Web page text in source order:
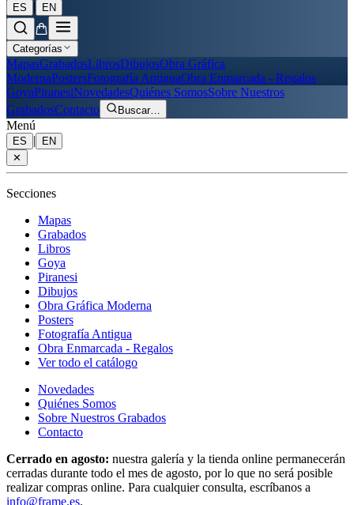
ES | EN
Categorías
MapasGrabadosLibrosDibujosObra Gráfica
ModernaPostersFotografía AntiguaObra Enmarcada - Regalos
GoyaPiranesiNovedadesQuiénes SomosSobre Nuestros
GrabadosContacto Buscar…
Menú
ES |
EN
✕
Secciones
Mapas
Grabados
Libros
Goya
Piranesi
Dibujos
Obra Gráfica Moderna
Posters
Fotografía Antigua
Obra Enmarcada - Regalos
Ver todo el catálogo
Novedades
Quiénes Somos
Sobre Nuestros Grabados
Contacto
Cerrado en agosto: nuestra galería y la tienda online permanecerán
cerradas durante todo el mes de agosto, por lo que no será posible
realizar compras online. Para cualquier consulta, escríbanos a
info@frame.es.